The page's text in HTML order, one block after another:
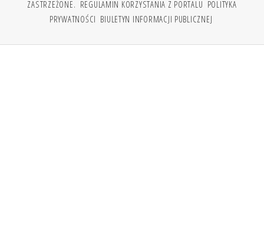
ZASTRZEŻONE. REGULAMIN KORZYSTANIA Z PORTALU POLITYKA
PRYWATNOŚCI BIULETYN INFORMACJI PUBLICZNEJ